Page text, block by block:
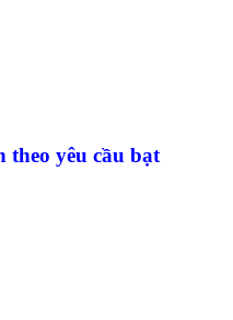
theo yêu cầu bạt